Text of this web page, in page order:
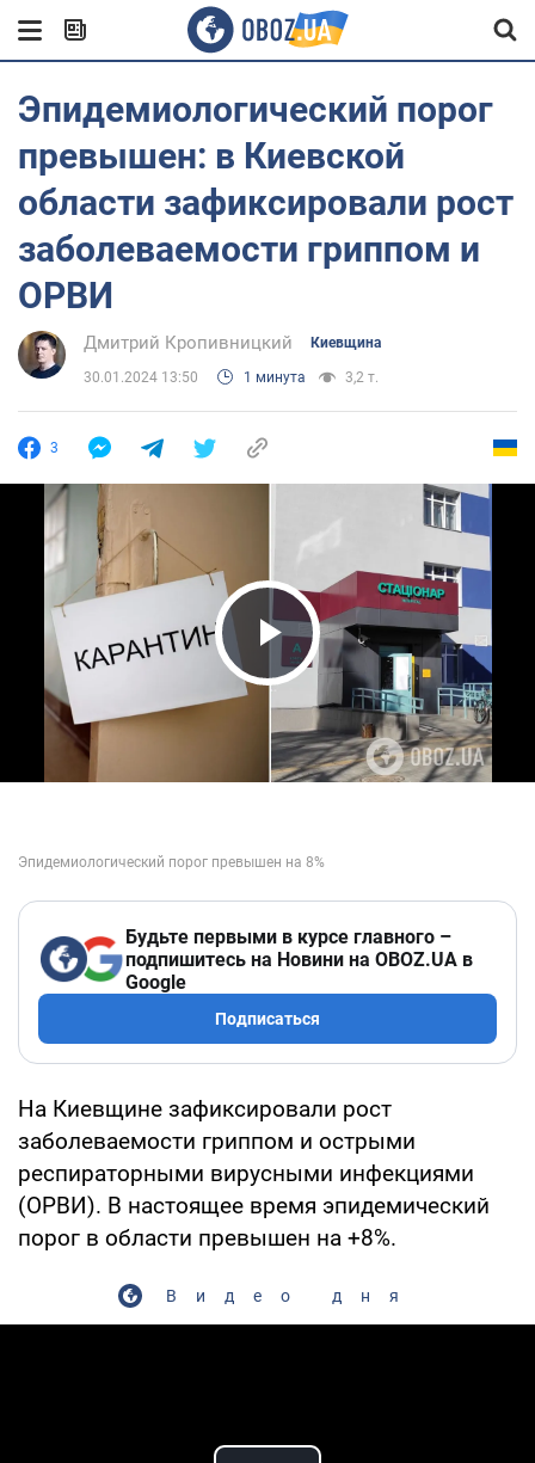
Эпидемиологический порог
превышен: в Киевской
области зафиксировали рост
заболеваемости гриппом и
ОРВИ
Дмитрий Кропивницкий Киевщина
30.01.2024 13:50 1 минута 3,2 т.
3
Play Video
Будьте первыми в курсе главного –
подпишитесь на Новини на OBOZ.UA в
Google
Подписаться
На Киевщине зафиксировали рост
заболеваемости гриппом и острыми
респираторными вирусными инфекциями
(ОРВИ). В настоящее время эпидемический
порог в области превышен на +8%.
Видео дня